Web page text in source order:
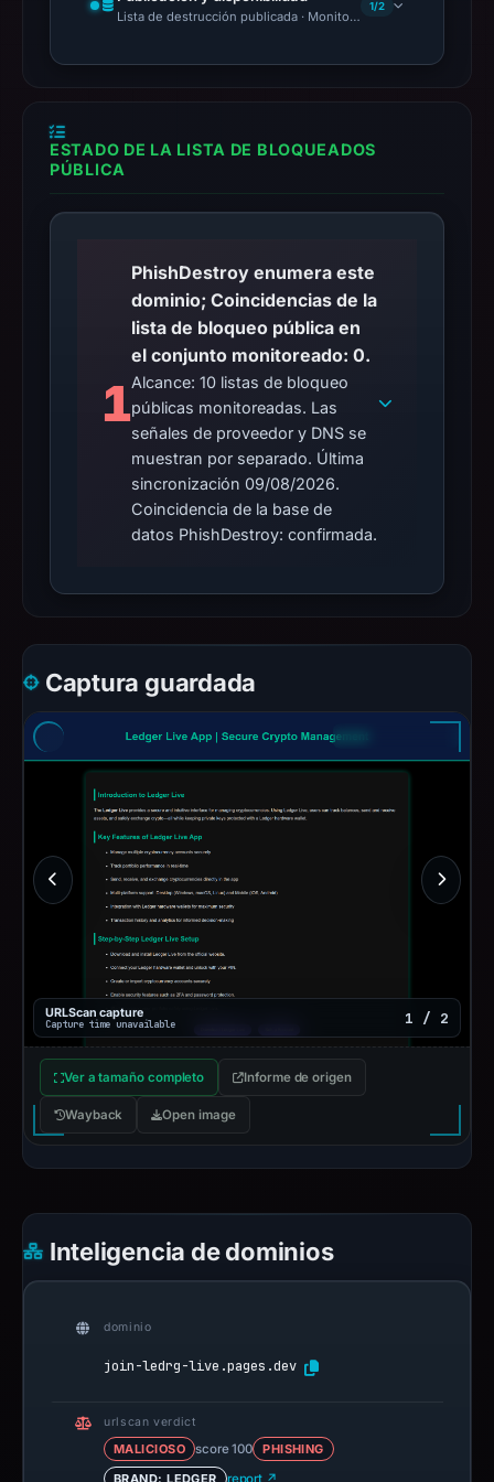
Lista de destrucción publicada · Monitoring Continues
1/2
ESTADO DE LA LISTA DE BLOQUEADOS
PÚBLICA
1
PhishDestroy enumera este
dominio; Coincidencias de la
lista de bloqueo pública en
el conjunto monitoreado: 0.
Alcance: 10 listas de bloqueo
públicas monitoreadas. Las
señales de proveedor y DNS se
muestran por separado. Última
sincronización 09/08/2026.
Coincidencia de la base de
datos PhishDestroy: confirmada.
Captura guardada
URLScan capture
Capture time unavailable 1 / 2
Ver a tamaño completo Informe de origen
Wayback Open image
Inteligencia de dominios
dominio
join-ledrg-live.pages.dev
urlscan verdict
MALICIOSO score 100
PHISHING
BRAND: LEDGER
report ↗